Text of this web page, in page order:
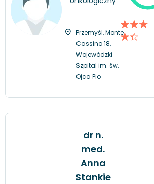
Przemyśl, Monte
Cassino 18,
Wojewódzki
Szpital im. św.
Ojca Pio
dr n.
med.
Anna
Stankie